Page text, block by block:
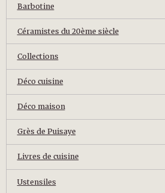
Barbotine
Céramistes du 20ème siècle
Collections
Déco cuisine
Déco maison
Grès de Puisaye
Livres de cuisine
Ustensiles